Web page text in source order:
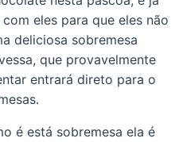
eles para que eles não
deliciosa sobremesa
que provavelmente
entrará direto para o
é está sobremesa ela é